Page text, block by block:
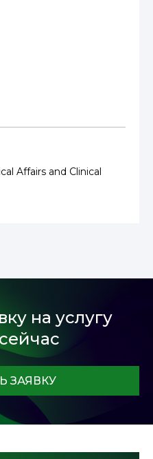
Affairs and Clinical
на услугу
ЗАЯВКУ